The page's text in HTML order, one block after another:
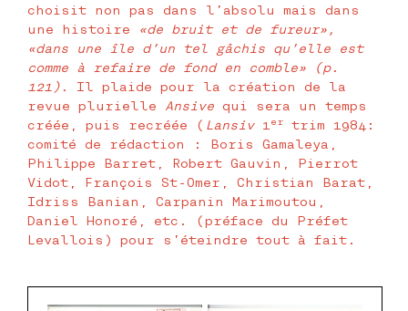
choisit non pas dans l’absolu mais dans
une histoire «de bruit et de fureur»,
«dans une île d’un tel gâchis qu’elle est
comme à refaire de fond en comble» (p.
121). Il plaide pour la création de la
revue plurielle Ansive qui sera un temps
créée, puis recréée ( Lansiv1er
trim 1984:
comité de rédaction : Boris Gamaleya,
Philippe Barret, Robert Gauvin, Pierrot
Vidot, François St-Omer, Christian Barat,
Idriss Banian, Carpanin Marimoutou,
Daniel Honoré, etc. (préface du Préfet
Levallois) pour s’éteindre tout à fait.